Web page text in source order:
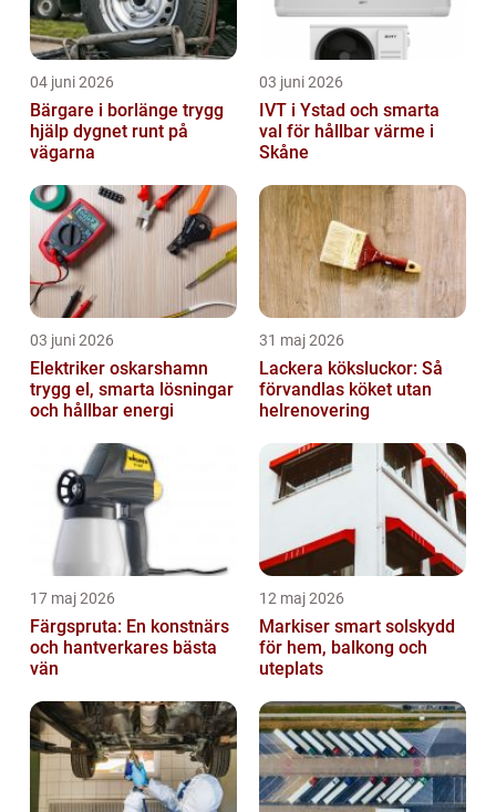
04 juni 2026
Bärgare i borlänge trygg
hjälp dygnet runt på
vägarna
03 juni 2026
IVT i Ystad och smarta
val för hållbar värme i
Skåne
03 juni 2026
Elektriker oskarshamn
trygg el, smarta lösningar
och hållbar energi
31 maj 2026
Lackera köksluckor: Så
förvandlas köket utan
helrenovering
17 maj 2026
Färgspruta: En konstnärs
och hantverkares bästa
vän
12 maj 2026
Markiser smart solskydd
för hem, balkong och
uteplats